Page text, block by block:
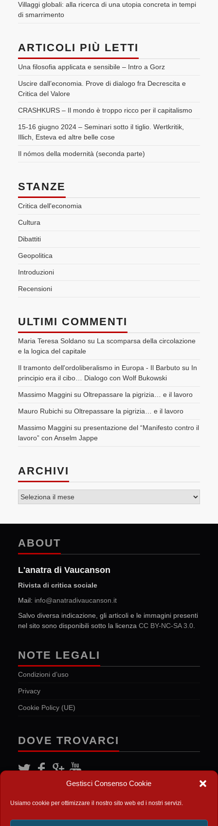
Gestisci Consenso Cookie
Usiamo cookie per ottimizzare il nostro sito web ed i nostri servizi.
Villaggi globali: alla ricerca di una utopia concreta in tempi
di smarrimento
ARTICOLI PIÙ LETTI
Una filosofia applicata e sensibile – Intro a Gorz
Uscire dall’economia. Prove di dialogo fra Decrescita e
Critica del Valore
CRASHKURS – Il mondo è troppo ricco per il capitalismo
15-16 giugno 2024 – Seminari sotto il tiglio. Wertkritik,
Illich, Esteva ed altre belle cose
Il nómos della modernità (seconda parte)
STANZE
Critica dell'economia
Cultura
Dibattiti
Geopolitica
Introduzioni
Recensioni
ULTIMI COMMENTI
Maria Teresa Soldano su La scomparsa della circolazione
e la logica del capitale
Il tramonto dell'ordoliberalismo in Europa - Il Barbuto su In
principio era il cibo… Dialogo con Wolf Bukowski
Massimo Maggini suOltrepassare la pigrizia… e il lavoro
Mauro Rubichi suOltrepassare la pigrizia… e il lavoro
Massimo Maggini su presentazione del “Manifesto contro il
lavoro” con Anselm Jappe
ARCHIVI
ABOUT
L'anatra di Vaucanson
Rivista di critica sociale
Mail: info@anatradivaucanson.it
Salvo diversa indicazione, gli articoli e le immagini presenti
nel sito sono disponibili sotto la licenzaCC BY-NC-SA 3.0
NOTE LEGALI
Condizioni d’uso
Privacy
Cookie Policy (UE)
DOVE TROVARCI
FEED